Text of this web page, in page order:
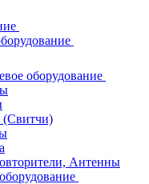
оборудование
(Свитчи)
Антенны